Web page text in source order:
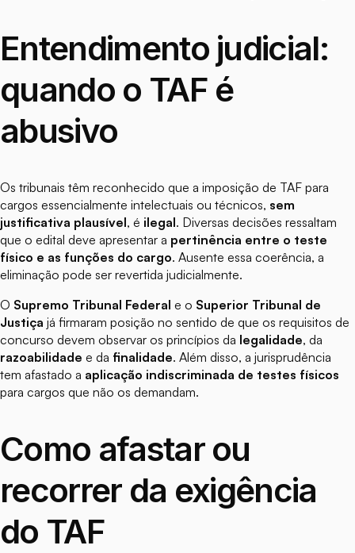
Entendimento judicial:
quando o TAF é
abusivo
Os tribunais têm reconhecido que a imposição de TAF para
cargos essencialmente intelectuais ou técnicos, sem
justificativa plausível, é ilegal. Diversas decisões ressaltam
que o edital deve apresentar a pertinência entre o teste
físico e as funções do cargo. Ausente essa coerência, a
eliminação pode ser revertida judicialmente.
O Supremo Tribunal Federal e o Superior Tribunal de
Justiça já firmaram posição no sentido de que os requisitos de
concurso devem observar os princípios da legalidade, da
razoabilidade e da finalidade. Além disso, a jurisprudência
tem afastado a aplicação indiscriminada de testes físicos
para cargos que não os demandam.
Como afastar ou
recorrer da exigência
do TAF